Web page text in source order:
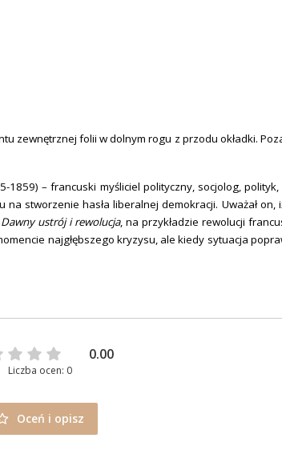
zewnętrznej folii w dolnym rogu z przodu okładki.
– francuski myśliciel polityczny, socjolog,
na stworzenie hasła liberalnej demokracji. Uważał
Dawny ustrój i rewolucja, na przykładzie rewolucji
najgłębszego kryzysu, ale kiedy sytuacja
0.00
Liczba ocen: 0
Oceń i opisz